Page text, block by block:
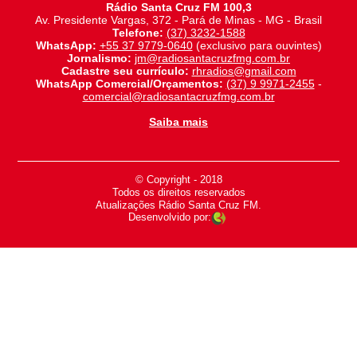
Rádio Santa Cruz FM 100,3
Av. Presidente Vargas, 372 - Pará de Minas - MG - Brasil
Telefone: (37) 3232-1588
WhatsApp: +55 37 9779-0640(exclusivo para ouvintes)
Jornalismo: jm@radiosantacruzfmg.com.br
Cadastre seu currículo: rhradios@gmail.com
WhatsApp Comercial/Orçamentos: (37) 9 9971-2455-
comercial@radiosantacruzfmg.com.br
Saiba mais
© Copyright - 2018
-
Todos os direitos reservados
-
Atualizações Rádio Santa Cruz FM.
Desenvolvido por: